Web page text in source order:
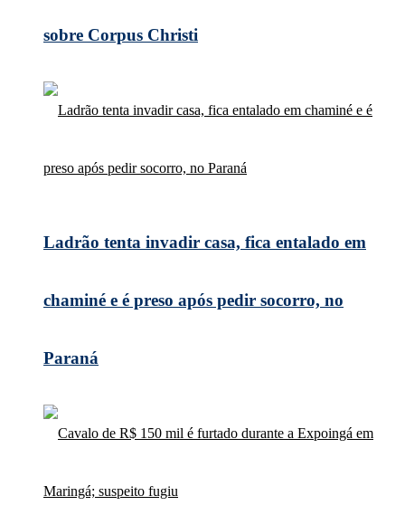
sobre Corpus Christi
Ladrão tenta invadir casa, fica entalado em
chaminé e é preso após pedir socorro, no
Paraná